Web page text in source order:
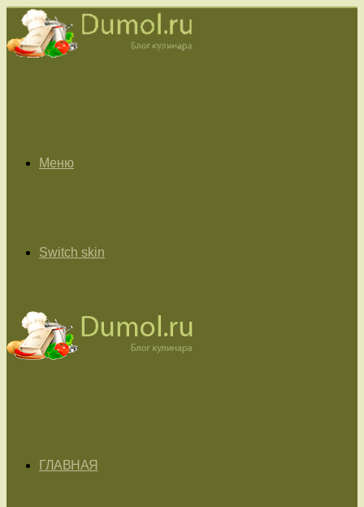
Меню
Switch skin
ГЛАВНАЯ